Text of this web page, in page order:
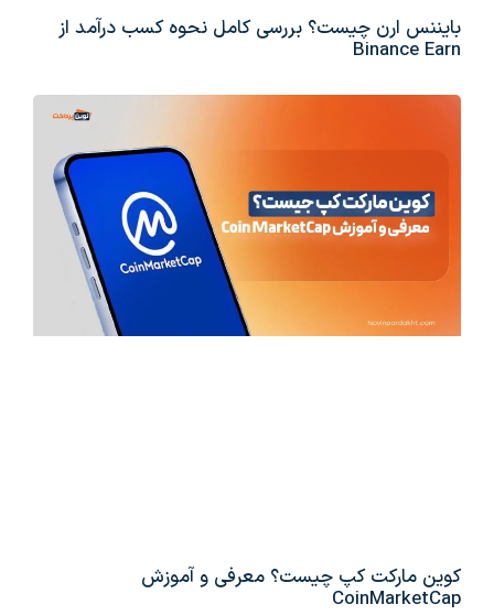
بایننس ارن چیست؟ بررسی کامل نحوه کسب درآمد از
Binance Earn
کوین مارکت کپ چیست؟ معرفی و آموزش
CoinMarketCap